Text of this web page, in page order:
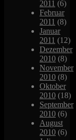
2011 (6)
Februar
2011 (8)
Januar
2011 (12)
Dezember
2010 (8)
November
2010 (8)
Oktober
2010 (18)
September
2010 (6)
August
2010 (6)